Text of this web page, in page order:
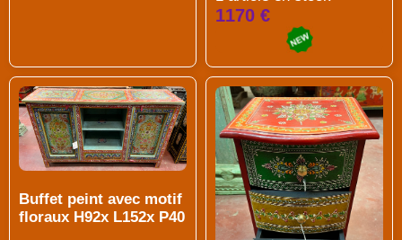
1170 €
Buffet peint avec motif
floraux H92x L152x P40